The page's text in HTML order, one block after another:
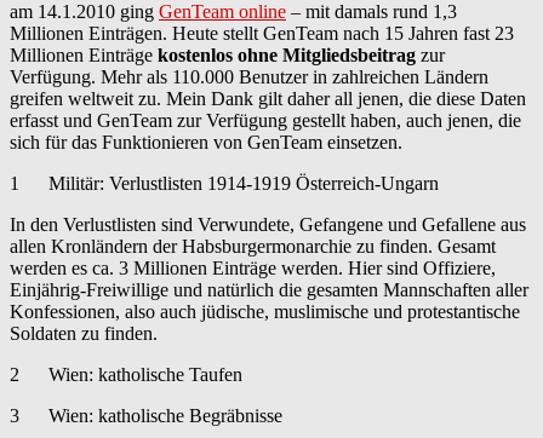
am 14.1.2010 ging GenTeam online – mit damals rund 1,3
Millionen Einträgen. Heute stellt GenTeam nach 15 Jahren fast 23
Millionen Einträge kostenlos ohne Mitgliedsbeitrag zur
Verfügung. Mehr als 110.000 Benutzer in zahlreichen Ländern
greifen weltweit zu. Mein Dank gilt daher all jenen, die diese Daten
erfasst und GenTeam zur Verfügung gestellt haben, auch jenen, die
sich für das Funktionieren von GenTeam einsetzen.
1 Militär: Verlustlisten 1914-1919 Österreich-Ungarn
In den Verlustlisten sind Verwundete, Gefangene und Gefallene aus
allen Kronländern der Habsburgermonarchie zu finden. Gesamt
werden es ca. 3 Millionen Einträge werden. Hier sind Offiziere,
Einjährig-Freiwillige und natürlich die gesamten Mannschaften aller
Konfessionen, also auch jüdische, muslimische und protestantische
Soldaten zu finden.
2 Wien: katholische Taufen
3 Wien: katholische Begräbnisse